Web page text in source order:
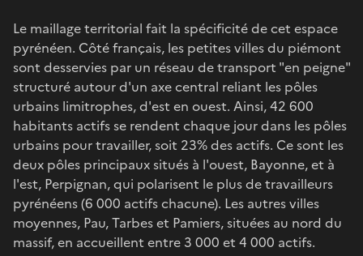
Le maillage territorial fait la spécificité de cet espace
pyrénéen. Côté français, les petites villes du piémont
sont desservies par un réseau de transport "en peigne"
structuré autour d'un axe central reliant les pôles
urbains limitrophes, d'est en ouest. Ainsi, 42 600
habitants actifs se rendent chaque jour dans les pôles
urbains pour travailler, soit 23% des actifs. Ce sont les
deux pôles principaux situés à l'ouest, Bayonne, et à
l'est, Perpignan, qui polarisent le plus de travailleurs
pyrénéens (6 000 actifs chacune). Les autres villes
moyennes, Pau, Tarbes et Pamiers, situées au nord du
massif, en accueillent entre 3 000 et 4 000 actifs.